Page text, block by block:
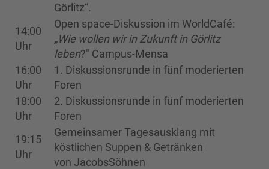
Görlitz“.
14:00
Uhr
Open space-Diskussion im WorldCafé:
„Wie wollen wir in Zukunft in Görlitz
leben?" Campus-Mensa
16:00
Uhr
1. Diskussionsrunde in fünf moderierten
Foren
18:00
Uhr
2. Diskussionsrunde in fünf moderierten
Foren
19:15
Uhr
Gemeinsamer Tagesausklang mit
köstlichen Suppen & Getränken
von JacobsSöhnen